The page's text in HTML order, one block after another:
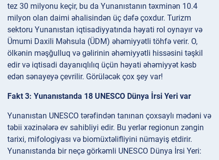
tez 30 milyonu keçir, bu da Yunanıstanın təxminən 10.4
milyon olan daimi əhalisindən üç dəfə çoxdur. Turizm
sektoru Yunanıstan iqtisadiyyatında həyati rol oynayır və
Ümumi Daxili Məhsula (ÜDM) əhəmiyyətli töhfə verir. O,
ölkənin məşğulluq və gəlirinin əhəmiyyətli hissəsini təşkil
edir və iqtisadi dayanıqlılıq üçün həyati əhəmiyyət kəsb
edən sənayeyə çevrilir. Görüləcək çox şey var!
Fakt 3: Yunanıstanda 18 UNESCO Dünya İrsi Yeri var
Yunanıstan UNESCO tərəfindən tanınan çoxsaylı mədəni və
təbii xəzinələrə ev sahibliyi edir. Bu yerlər regionun zəngin
tarixi, mifologiyası və biomüxtəlifliyini nümayiş etdirir.
Yunanıstanda bir neçə görkəmli UNESCO Dünya İrsi Yeri: